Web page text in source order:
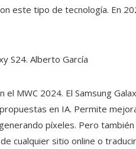
este tipo de tecnología. En
S24. Alberto García
MWC 2024. El Samsung
en IA. Permite
píxeles. Pero
cualquier sitio online o